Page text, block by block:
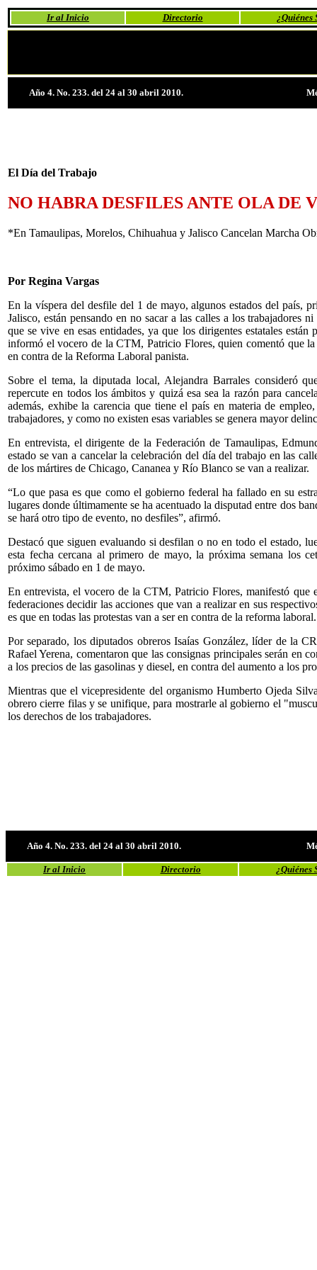
Ir al Inicio Directorio ¿Quiénes
Año 4. No. 233. del 24 al 30 abril 2010.
El Día del Trabajo
NO HABRA DESFILES ANTE OLA DE
*En Tamaulipas, Morelos, Chihuahua y Jalisco Cancelan Marcha
Por Regina Vargas
En la víspera del desfile del 1 de mayo, algunos estados del país,
Jalisco, están pensando en no sacar a las calles a los trabajadores
que se vive en esas entidades, ya que los dirigentes estatales
informó el vocero de la CTM, Patricio Flores, quien comentó que
en contra de la Reforma Laboral panista.
Sobre el tema, la diputada local, Alejandra Barrales consideró
repercute en todos los ámbitos y quizá esa sea la razón para
además, exhibe la carencia que tiene el país en materia de
trabajadores, y como no existen esas variables se genera mayor
En entrevista, el dirigente de la Federación de Tamaulipas,
estado se van a cancelar la celebración del día del trabajo en las
de los mártires de Chicago, Cananea y Río Blanco se van a realizar.
“Lo que pasa es que como el gobierno federal ha fallado en su
lugares donde últimamente se ha acentuado la disputad entre dos
se hará otro tipo de evento, no desfiles”, afirmó.
Destacó que siguen evaluando si desfilan o no en todo el estado,
esta fecha cercana al primero de mayo, la próxima semana los
próximo sábado en 1 de mayo.
En entrevista, el vocero de la CTM, Patricio Flores, manifestó que
federaciones decidir las acciones que van a realizar en sus
es que en todas las protestas van a ser en contra de la reforma laboral.
Por separado, los diputados obreros Isaías González, líder de la
Rafael Yerena, comentaron que las consignas principales serán en
a los precios de las gasolinas y diesel, en contra del aumento a los
Mientras que el vicepresidente del organismo Humberto Ojeda
obrero cierre filas y se unifique, para mostrarle al gobierno el
los derechos de los trabajadores.
Año 4. No. 233. del 24 al 30 abril 2010.
Ir al Inicio Directorio ¿Quiénes